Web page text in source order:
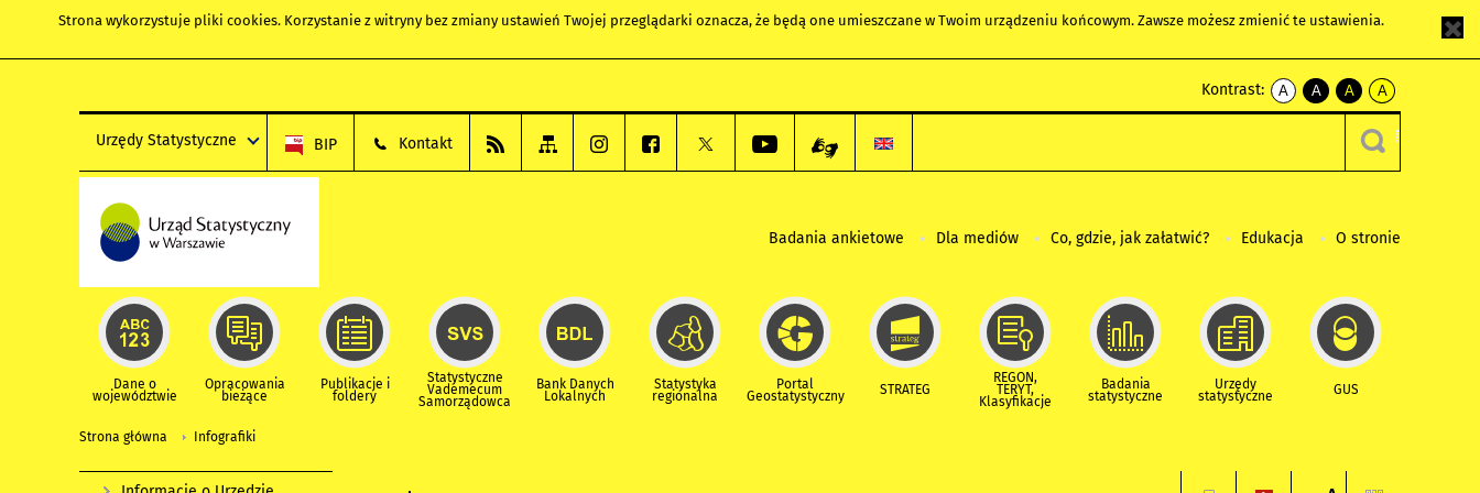
Strona wykorzystuje pliki cookies. Korzystanie z witryny bez zmiany ustawień Twojej przeglądarki oznacza, że będą one umieszczane w Twoim urządzeniu końcowym. Zawsze możesz zmienić te ustawienia.
Kontrast:
A
kontrast
A
kontrast
czarnym
A
kontrast
żółty
tekst
czarnym
A
kontrast
czarny
tekst
żółtym
Urzędy Statystyczne BIP Kontakt
Badania ankietowe Dla mediów Co, gdzie, jak załatwić? Edukacja O stronie
Dane o
województwie
Opracowania
bieżące
Publikacje i
foldery
Statystyczne
Vademecum
Samorządowca
Bank Danych
Lokalnych
Statystyka
regionalna
Portal
Geostatystyczny STRATEG
REGON,
TERYT,
Klasyfikacje
Badania
statystyczne
Urzędy
statystyczne GUS
Strona główna Infografiki